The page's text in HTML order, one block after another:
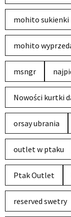
mohito sukienki
mohito
msngr
Nowości kurtki
orsay ubrania
outlet w ptaku
Ptak Outlet
reserved swetry